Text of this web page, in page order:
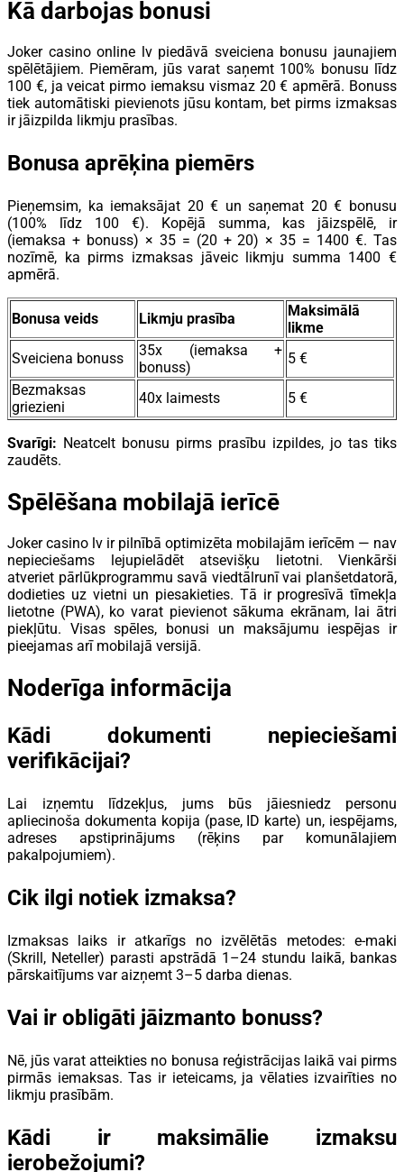
Kā darbojas bonusi
Joker casino online lv piedāvā sveiciena bonusu jaunajiem
spēlētājiem. Piemēram, jūs varat saņemt 100% bonusu līdz
100 €, ja veicat pirmo iemaksu vismaz 20 € apmērā. Bonuss
tiek automātiski pievienots jūsu kontam, bet pirms izmaksas
ir jāizpilda likmju prasības.
Bonusa aprēķina piemērs
Pieņemsim, ka iemaksājat 20 € un saņemat 20 € bonusu
(100% līdz 100 €). Kopējā summa, kas jāizspēlē, ir
(iemaksa + bonuss) × 35 = (20 + 20) × 35 = 1400 €. Tas
nozīmē, ka pirms izmaksas jāveic likmju summa 1400 €
apmērā.
Bonusa veids Likmju prasība
Maksimālā
likme
Sveiciena bonuss
35x (iemaksa +
bonuss)
5 €
Bezmaksas
griezieni
40x laimests 5 €
Svarīgi: Neatcelt bonusu pirms prasību izpildes, jo tas tiks
zaudēts.
Spēlēšana mobilajā ierīcē
Joker casino lv ir pilnībā optimizēta mobilajām ierīcēm — nav
nepieciešams lejupielādēt atsevišķu lietotni. Vienkārši
atveriet pārlūkprogrammu savā viedtālrunī vai planšetdatorā,
dodieties uz vietni un piesakieties. Tā ir progresīvā tīmekļa
lietotne (PWA), ko varat pievienot sākuma ekrānam, lai ātri
piekļūtu. Visas spēles, bonusi un maksājumu iespējas ir
pieejamas arī mobilajā versijā.
Noderīga informācija
Kādi dokumenti nepieciešami
verifikācijai?
Lai izņemtu līdzekļus, jums būs jāiesniedz personu
apliecinoša dokumenta kopija (pase, ID karte) un, iespējams,
adreses apstiprinājums (rēķins par komunālajiem
pakalpojumiem).
Cik ilgi notiek izmaksa?
Izmaksas laiks ir atkarīgs no izvēlētās metodes: e-maki
(Skrill, Neteller) parasti apstrādā 1–24 stundu laikā, bankas
pārskaitījums var aizņemt 3–5 darba dienas.
Vai ir obligāti jāizmanto bonuss?
Nē, jūs varat atteikties no bonusa reģistrācijas laikā vai pirms
pirmās iemaksas. Tas ir ieteicams, ja vēlaties izvairīties no
likmju prasībām.
Kādi ir maksimālie izmaksu
ierobežojumi?